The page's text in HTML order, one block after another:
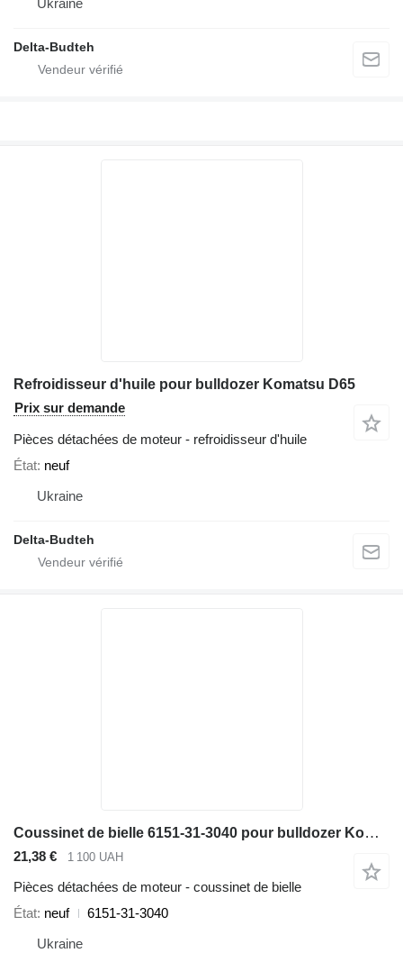
Ukraine
Delta-Budteh
Refroidisseur d'huile pour bulldozer Komatsu D65
Prix sur demande
Pièces détachées de moteur - refroidisseur d'huile
État neuf
Ukraine
Delta-Budteh
Coussinet de bielle 6151-31-3040 pour bulldozer Komatsu D65EX-12, D65PX-12
21,38 € 1 100 UAH
Pièces détachées de moteur - coussinet de bielle
État neuf
6151-31-3040
Ukraine